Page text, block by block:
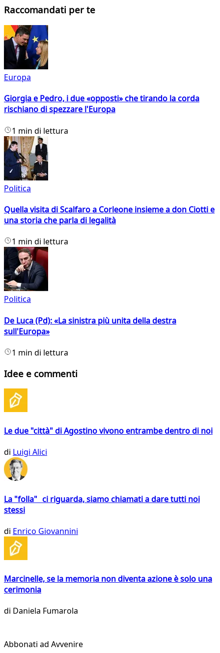
Raccomandati per te
Europa
Giorgia e Pedro, i due «opposti» che tirando la corda
rischiano di spezzare l'Europa
1 min di lettura
Politica
Quella visita di Scalfaro a Corleone insieme a don Ciotti e
una storia che parla di legalità
1 min di lettura
Politica
De Luca (Pd): «La sinistra più unita della destra
sull'Europa»
1 min di lettura
Idee e commenti
Le due "città" di Agostino vivono entrambe dentro di noi
di Luigi Alici
La "folla" ci riguarda, siamo chiamati a dare tutti noi
stessi
di Enrico Giovannini
Marcinelle, se la memoria non diventa azione è solo una
cerimonia
di Daniela Fumarola
Abbonati ad Avvenire